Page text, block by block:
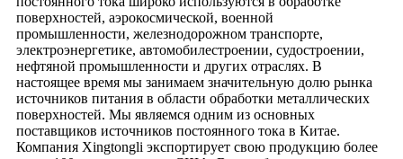
поверхностей, аэрокосмической, военной
промышленности, железнодорожном транспорте,
электроэнергетике, автомобилестроении, судостроении,
нефтяной промышленности и других отраслях. В
настоящее время мы занимаем значительную долю рынка
источников питания в области обработки металлических
поверхностей. Мы являемся одним из основных
поставщиков источников постоянного тока в Китае.
Компания Xingtongli экспортирует свою продукцию более